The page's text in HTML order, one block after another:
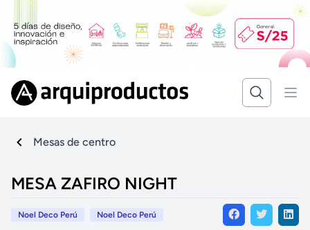
Mesas de centro
MESA ZAFIRO NIGHT
Noel Deco Perú Noel Deco Perú